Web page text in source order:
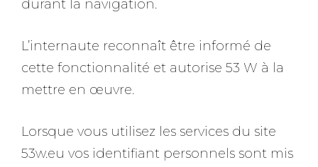
durant la navigation.
L’internaute reconnaît être informé de
cette fonctionnalité et autorise 53 W à la
mettre en œuvre.
Lorsque vous utilisez les services du site
53w.eu vos identifiant personnels sont mis